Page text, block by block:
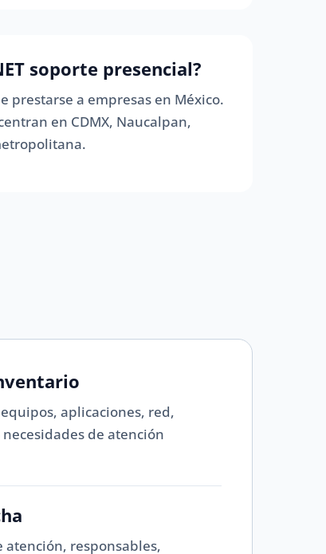
soporte presencial?
prestarse a empresas en México.
en CDMX, Naucalpan,
aplicaciones, red,
de atención
atención, responsables,